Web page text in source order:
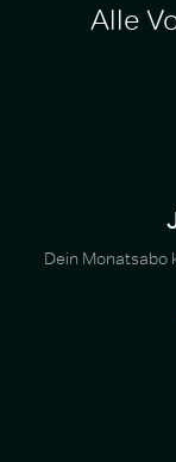
Alle
Dein Monatsabo